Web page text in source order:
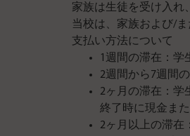
家族は生徒を受け入れ
当校は、家族および/
支払い方法について
1週間の滞在：学
2週間から7週間
2ヶ月の滞在：学
終了時に現金ま
2ヶ月以上の滞在